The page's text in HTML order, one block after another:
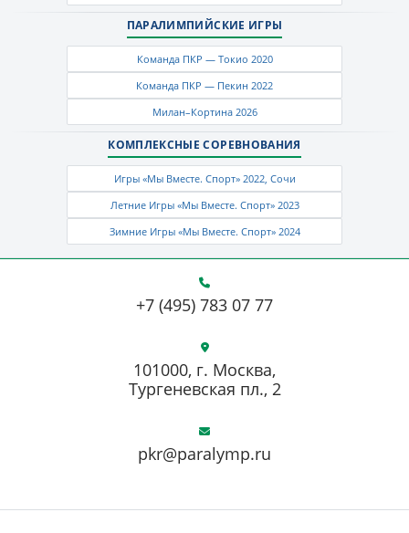
ПАРАЛИМПИЙСКИЕ ИГРЫ
Команда ПКР — Токио 2020
Команда ПКР — Пекин 2022
Милан–Кортина 2026
КОМПЛЕКСНЫЕ СОРЕВНОВАНИЯ
Игры «Мы Вместе. Спорт» 2022, Сочи
Летние Игры «Мы Вместе. Спорт» 2023
Зимние Игры «Мы Вместе. Спорт» 2024
+7 (495) 783 07 77
pkr@paralymp.ru
101000, г. Москва,
Тургеневская пл., 2